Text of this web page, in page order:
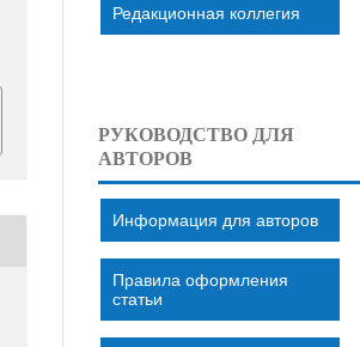
Редакционная коллегия
РУКОВОДСТВО ДЛЯ
АВТОРОВ
Информация для авторов
Правила оформления
статьи